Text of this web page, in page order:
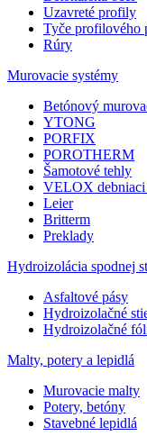
Uzavreté profily
Tyče profilového
Rúry
Murovacie systémy
Betónový
YTONG
PORFIX
POROTHERM
Šamotové tehly
VELOX debniaci
Leier
Britterm
Preklady
Hydroizolácia spodnej
Asfaltové pásy
Hydroizolačné
Hydroizolačné
Malty, potery a lepidlá
Murovacie malty
Potery, betóny
Stavebné lepidlá